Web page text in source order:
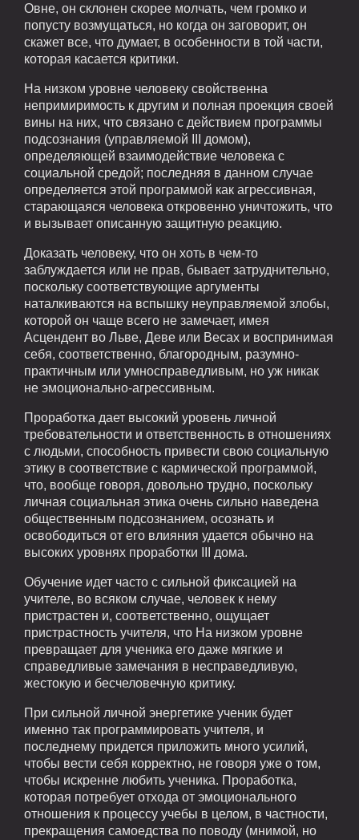
Овне, он склонен скорее молчать, чем громко и
попусту возмущаться, но когда он заговорит, он
скажет все, что думает, в особенности в той части,
которая касается критики.
На низком уровне человеку свойственна
непримиримость к другим и полная проекция своей
вины на них, что связано с действием программы
подсознания (управляемой III домом),
определяющей взаимодействие человека с
социальной средой; последняя в данном случае
определяется этой программой как агрессивная,
старающаяся человека откровенно уничтожить, что
и вызывает описанную защитную реакцию.
Доказать человеку, что он хоть в чем-то
заблуждается или не прав, бывает затруднительно,
поскольку соответствующие аргументы
наталкиваются на вспышку неуправляемой злобы,
которой он чаще всего не замечает, имея
Асцендент во Льве, Деве или Весах и воспринимая
себя, соответственно, благородным, разумно-
практичным или умносправедливым, но уж никак
не эмоционально-агрессивным.
Проработка дает высокий уровень личной
требовательности и ответственность в отношениях
с людьми, способность привести свою социальную
этику в соответствие с кармической программой,
что, вообще говоря, довольно трудно, поскольку
личная социальная этика очень сильно наведена
общественным подсознанием, осознать и
освободиться от его влияния удается обычно на
высоких уровнях проработки III дома.
Обучение идет часто с сильной фиксацией на
учителе, во всяком случае, человек к нему
пристрастен и, соответственно, ощущает
пристрастность учителя, что На низком уровне
превращает для ученика его даже мягкие и
справедливые замечания в несправедливую,
жестокую и бесчеловечную критику.
При сильной личной энергетике ученик будет
именно так программировать учителя, и
последнему придется приложить много усилий,
чтобы вести себя корректно, не говоря уже о том,
чтобы искренне любить ученика. Проработка,
которая потребует отхода от эмоционального
отношения к процессу учебы в целом, в частности,
прекращения самоедства по поводу (мнимой, но